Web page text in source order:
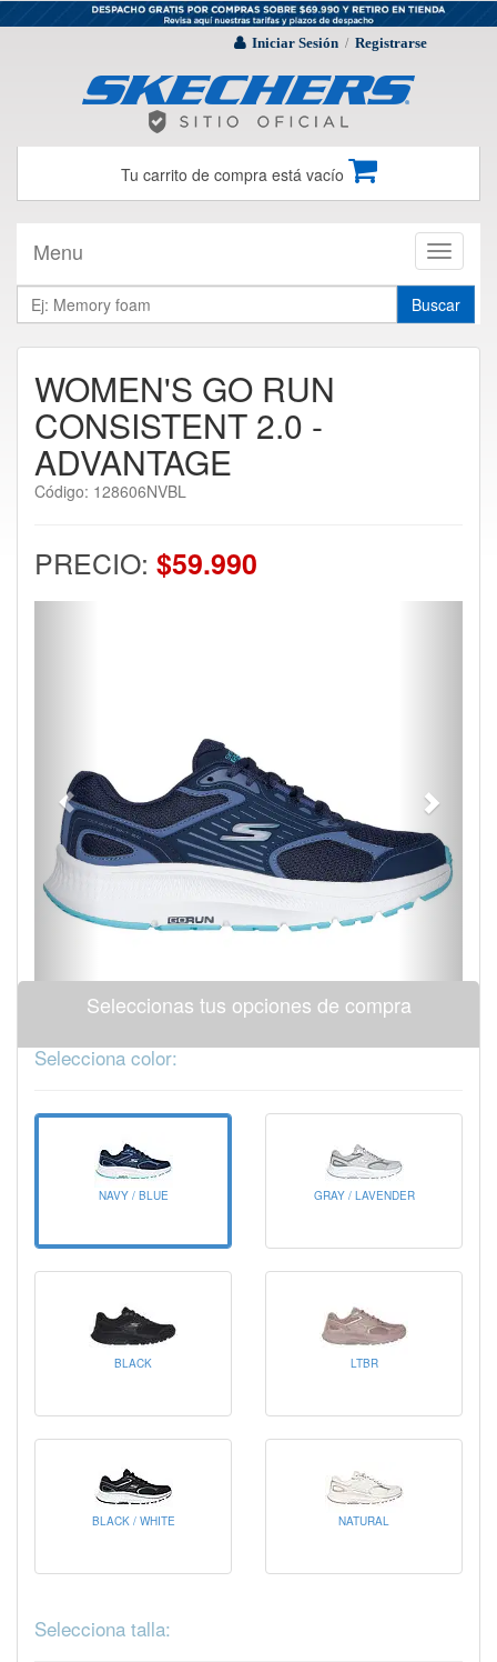
Iniciar Sesión / Registrarse
Tu carrito de compra está vacío
Toggle
Menu
Buscar
WOMEN'S GO RUN
CONSISTENT 2.0 -
ADVANTAGE
Código: 128606NVBL
PRECIO: $59.990
Seleccionas tus opciones de compra
Selecciona color:
NAVY / BLUE GRAY / LAVENDER
BLACK LTBR
BLACK / WHITE NATURAL
Selecciona talla: